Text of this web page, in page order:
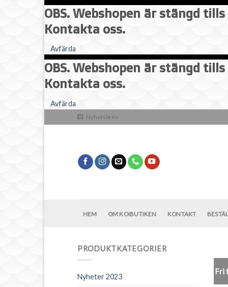
OBS. Webshopen är stängd
Kontakta oss.
Avfärda
OBS. Webshopen är stängd
Kontakta oss.
Avfärda
to
content
Nyhetsbrev
HEM OM KOIBUTIKEN KONTAKT
PRODUKTKATEGORIER
Nyheter 2023
Fri